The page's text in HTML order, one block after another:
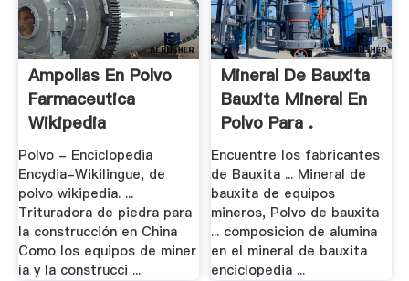
Ampollas En Polvo
Farmaceutica
Wikipedia
Polvo - Enciclopedia
Encydia-Wikilingue, de
polvo wikipedia. ...
Trituradora de piedra para
la construcción en China
Como los equipos de miner
ía y la construcci ...
Mineral De Bauxita
Bauxita Mineral En
Polvo Para .
Encuentre los fabricantes
de Bauxita ... Mineral de
bauxita de equipos
mineros, Polvo de bauxita
... composicion de alumina
en el mineral de bauxita
enciclopedia ...